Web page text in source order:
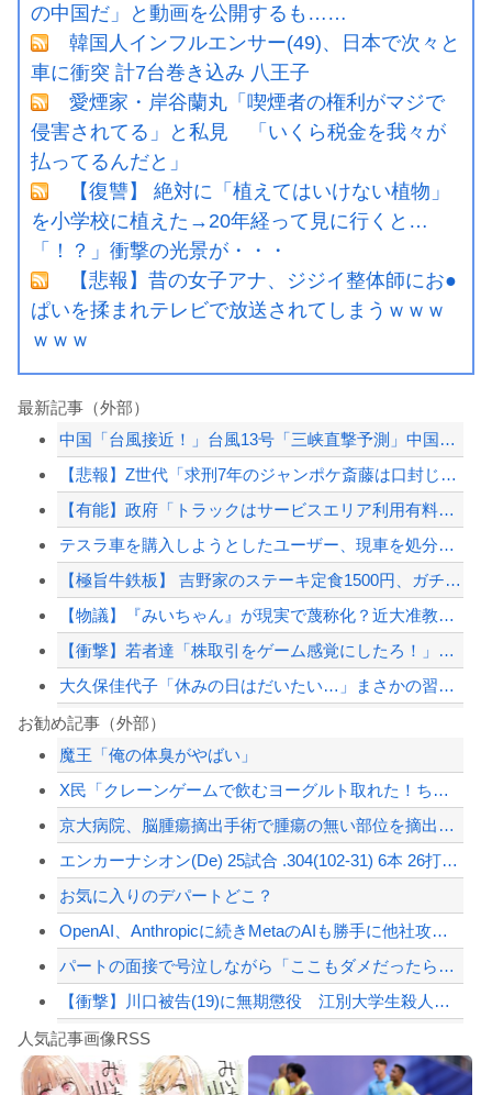
の中国だ」と動画を公開するも……
韓国人インフルエンサー(49)、日本で次々と
車に衝突 計7台巻き込み 八王子
愛煙家・岸谷蘭丸「喫煙者の権利がマジで
侵害されてる」と私見 「いくら税金を我々が
払ってるんだと」
【復讐】 絶対に「植えてはいけない植物」
を小学校に植えた→20年経って見に行くと…
「！？」衝撃の光景が・・・
【悲報】昔の女子アナ、ジジイ整体師にお●
ぱいを揉まれテレビで放送されてしまうｗｗｗ
ｗｗｗ
最新記事（外部）
中国「台風接近！」台風13号「三峡直撃予測」中国「上流大洪水！（三峡上流」中国都...
【悲報】Z世代「求刑7年のジャンポケ斎藤は口封じに被害者殺した方が量刑軽かっただ...
【有能】政府「トラックはサービスエリア利用有料化すればサボらず走るし流問題解決じ...
テスラ車を購入しようとしたユーザー、現車を処分して代金を支払い、平日の納車日に予...
【極旨牛鉄板】 吉野家のステーキ定食1500円、ガチで美味そうｗｗｗ
【物議】『みいちゃん』が現実で蔑称化？近大准教授「文化芸術は人を傷つけてもよい。...
【衝撃】若者達「株取引をゲーム感覚にしたろ！」→結果
大久保佳代子「休みの日はだいたい…」まさかの習慣を暴露ｗｗｗ
【速報】外人の医療費未払いが多すぎたので病院が外人の治療を断るようになってしまう
【悲報】みいちゃんの作者さん、泣いてしまう😢
【配信者】「金バエ」のSNS更新が1週間途絶え、様々な憶測が飛び交う。1週間ぶり...
Powered by livedoor 相互RSS
お勧め記事（外部）
魔王「俺の体臭がやばい」
X民「クレーンゲームで飲むヨーグルト取れた！ちゃんと冷蔵庫で冷やされてたし問題な...
京大病院、脳腫瘍摘出手術で腫瘍の無い部位を摘出してしまう 手術ミスで50代女性患...
エンカーナシオン(De) 25試合 .304(102-31) 6本 26打点 出...
お気に入りのデパートどこ？
OpenAI、Anthropicに続きMetaのAIも勝手に他社攻撃 嘘ξけど何...
パートの面接で号泣しながら「ここもダメだったらもう食べていけないんです」って熱弁...
【衝撃】川口被告(19)に無期懲役 江別大学生殺人事件、19歳で取り返しのつかな...
【第一位】車で要らない装備、「電動シート」に決まる・・・
人気記事画像RSS